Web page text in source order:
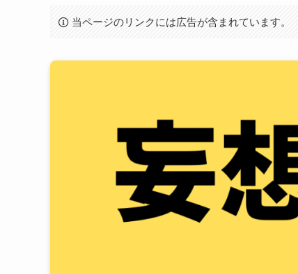
当ページのリンクには広告が含まれています。